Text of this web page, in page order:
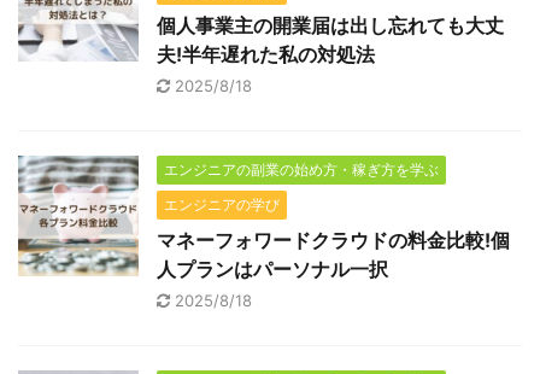
個人事業主の開業届は出し忘れても大丈
夫!半年遅れた私の対処法
2025/8/18
エンジニアの副業の始め方・稼ぎ方を学ぶ
エンジニアの学び
マネーフォワードクラウドの料金比較!個
人プランはパーソナル一択
2025/8/18